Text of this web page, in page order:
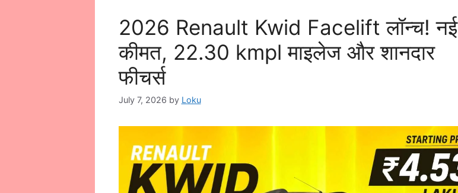
2026 Renault Kwid Facelift लॉन्च! नई
कीमत, 22.30 kmpl माइलेज और शानदार
फीचर्स
July 7, 2026 by Loku